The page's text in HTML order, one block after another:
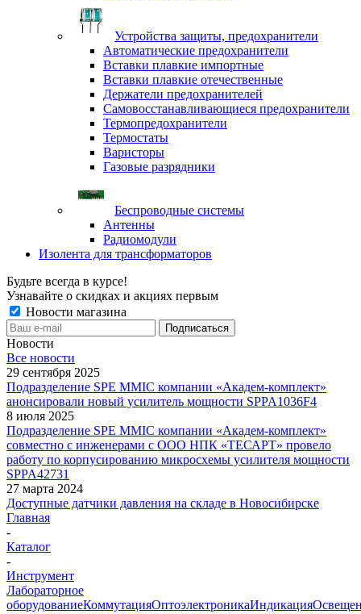
Устройства защиты, предохранители
Автоматические предохранители
Вставки плавкие импортные
Вставки плавкие отечественные
Держатели предохранителей
Самовосстанавливающиеся предохранители
Термопредохранители
Термостаты
Варисторы
Газовые разрядники
Беспроводные системы
Антенны
Радиомодули
Изолента для трансформаторов
Будьте всегда в курсе!
Узнавайте о скидках и акциях первым
Новости магазина
Новости
Все новости
29 сентября 2025
Подразделение SPE MMIC компании «Академ-комплект»
анонсировали новый усилитель мощности SPPA1036F4
8 июля 2025
Подразделение SPE MMIC компании «Академ-комплект»
совместно с инженерами с ООО НПК «ТЕСАРТ» провело
работу по корпусированию микросхемы усилителя мощности
SPPA42731
27 марта 2024
Доступные датчики давления на складе в Новосибирске
Главная
-
Каталог
-
Инструмент
Лабораторное
оборудованиеКоммутацияОптоэлектроникаИндикация